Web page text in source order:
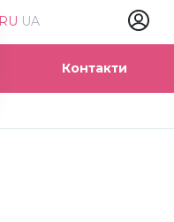
RU UA
Контакти